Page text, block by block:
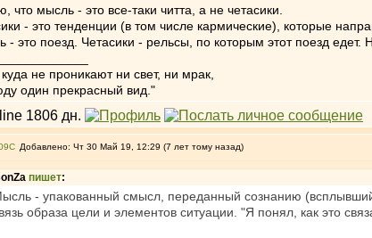
что мысль - это все-таки читта, а не четасики.
- это тенденции (в том числе кармические), которые
- это поезд. Четасики - рельсы, по которым этот поезд
не проникают ни свет, ни мрак,
один прекрасный вид."
Добавлено: Чт 30 Май 19, 12:29 (7 лет тому назад)
пишет:
- упакованный смысл, переданный сознанию
образа цели и элементов ситуации. "Я понял, как это